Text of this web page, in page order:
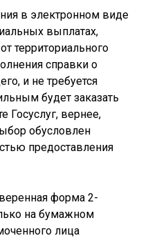
в электронном виде
выплатах,
территориального
справки о
и не требуется
будет заказать
Госуслуг, вернее,
обусловлен
предоставления
форма 2-
на бумажном
лица